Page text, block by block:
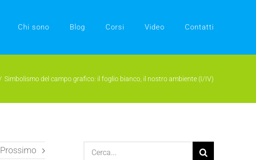
Chi sono Blog Corsi Video Contatti
Simbolismo del campo grafico: il foglio bianco, il nostro ambiente (I/IV)
Prossimo
Cerca